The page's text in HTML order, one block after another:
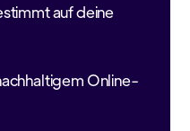
auf deine
Online-